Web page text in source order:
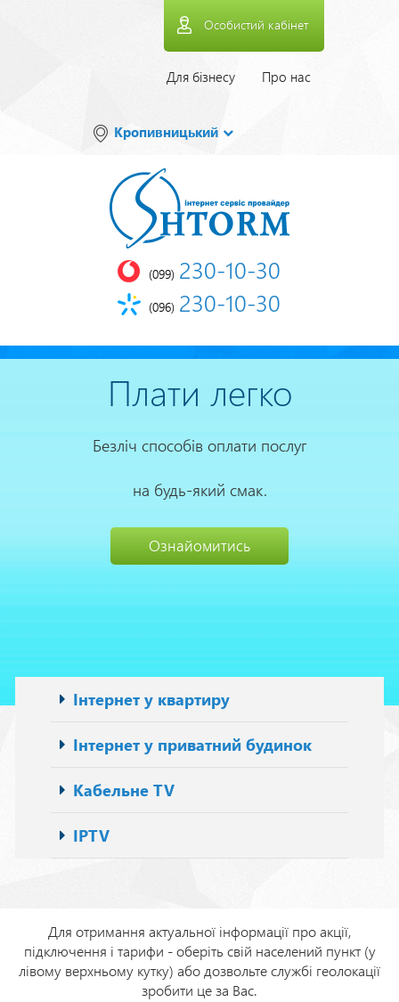
Особистий кабінет
Верхнее
Для бізнесу Про нас
Кропивницький
(099) 230-10-30
(096) 230-10-30
Плати легко
Безліч способів оплати послуг
на будь-який смак.
Ознайомитись
Основна
навіґація
Інтернет у квартиру
Інтернет у приватний будинок
Кабельне TV
IPTV
Для отримання актуальної інформації про акції,
підключення і тарифи - оберіть свій населений пункт (у
лівому верхньому кутку) або дозвольте службі геолокації
зробити це за Вас.